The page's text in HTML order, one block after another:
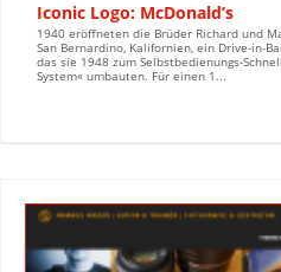
Iconic Logo: McDonald’s
1940 eröffneten die Brüder Richard und
San Bernardino, Kalifornien, ein Drive-in-
das sie 1948 zum Selbstbedienungs-
System« umbauten. Für einen 1...